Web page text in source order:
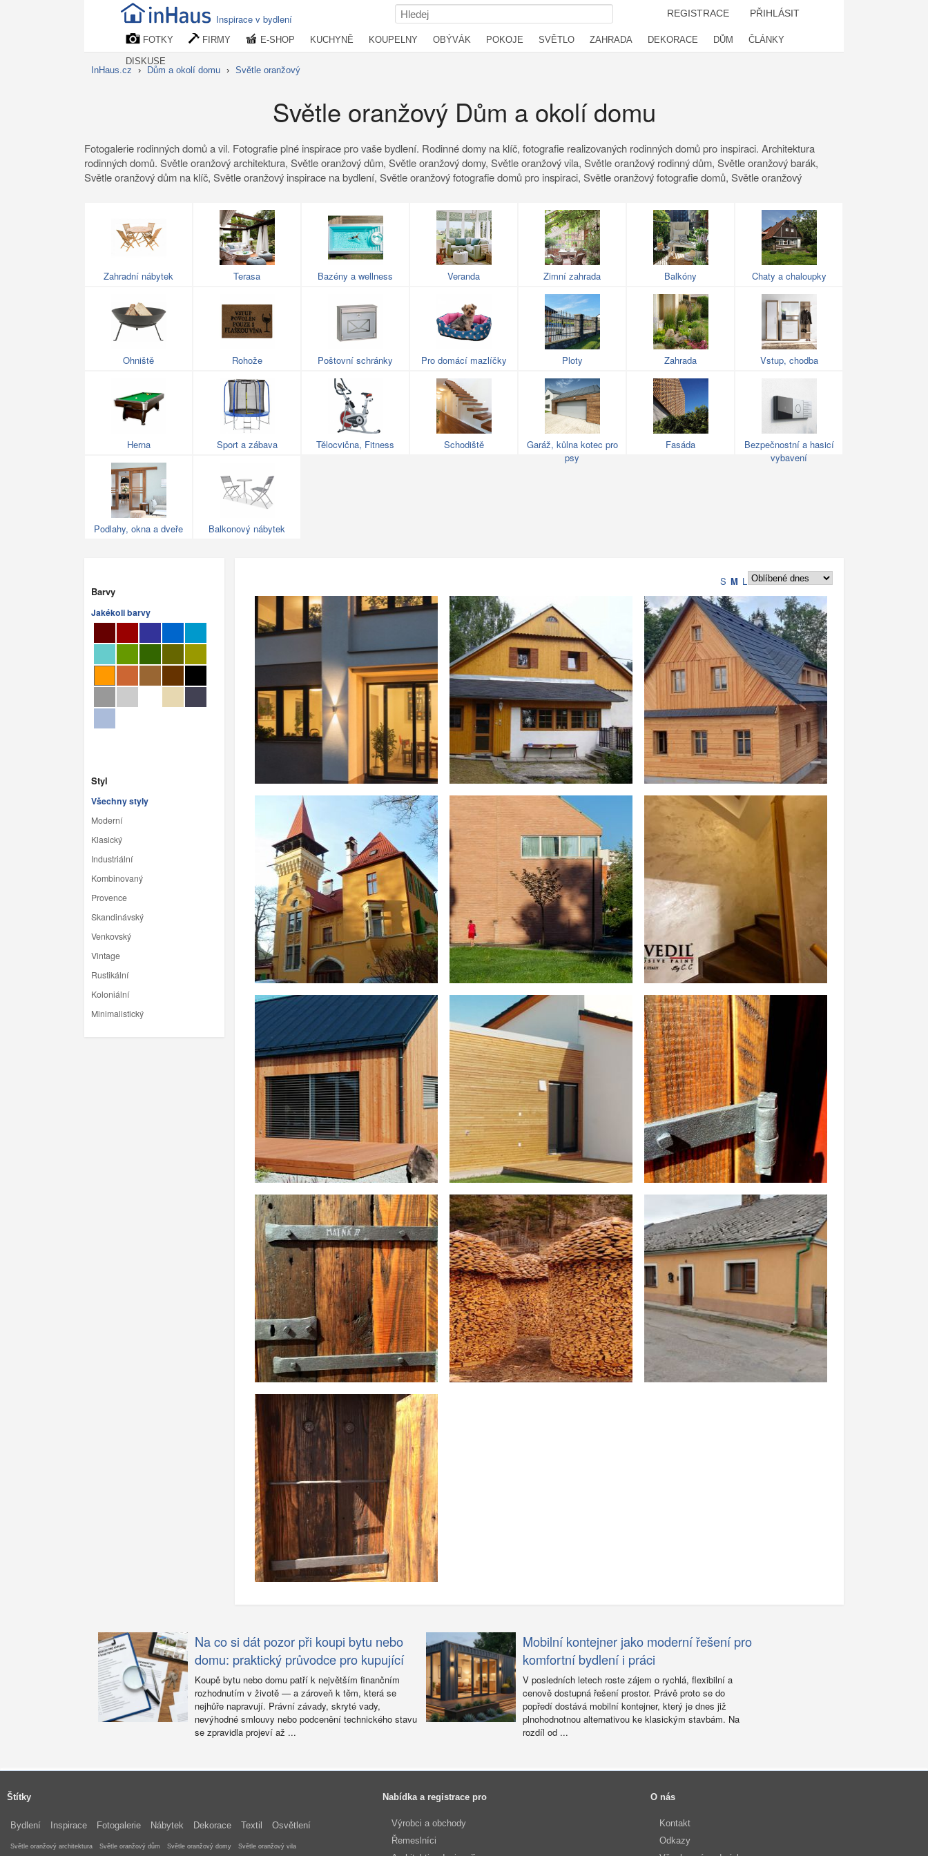
Inspirace v bydlení REGISTRACE PŘIHLÁSIT
FOTKY FIRMY E-SHOP KUCHYNĚ KOUPELNY OBÝVÁK POKOJE SVĚTLO ZAHRADA DEKORACE DŮM ČLÁNKY
DISKUSE
InHaus.cz
› Dům a okolí domu › Světle oranžový
Světle oranžový Dům a okolí domu
Fotogalerie rodinných domů a vil. Fotografie plné inspirace pro vaše bydlení. Rodinné domy na klíč, fotografie realizovaných rodinných domů pro inspiraci. Architektura
rodinných domů. Světle oranžový architektura, Světle oranžový dům, Světle oranžový domy, Světle oranžový vila, Světle oranžový rodinný dům, Světle oranžový barák,
Světle oranžový dům na klíč, Světle oranžový inspirace na bydlení, Světle oranžový fotografie domů pro inspiraci, Světle oranžový fotografie domů, Světle oranžový
Zahradní nábytek Terasa Bazény a wellness Veranda Zimní zahrada Balkóny Chaty a chaloupky
Ohniště Rohože Poštovní schránky Pro domácí mazlíčky Ploty Zahrada Vstup, chodba
Herna Sport a zábava Tělocvična, Fitness Schodiště
Garáž, kůlna kotec pro
psy
Fasáda
Bezpečnostní a hasicí
vybavení
Podlahy, okna a dveře Balkonový nábytek
Barvy
Jakékoli barvy
Styl
Všechny styly
Moderní
Klasický
Industriální
Kombinovaný
Provence
Skandinávský
Venkovský
Vintage
Rustikální
Koloniální
Minimalistický
S M L
Na co si dát pozor při koupi bytu nebo
domu: praktický průvodce pro kupující
Koupě bytu nebo domu patří k největším finančním
rozhodnutím v životě — a zároveň k těm, která se
nejhůře napravují. Právní závady, skryté vady,
nevýhodné smlouvy nebo podcenění technického stavu
se zpravidla projeví až ...
Mobilní kontejner jako moderní řešení pro
komfortní bydlení i práci
V posledních letech roste zájem o rychlá, flexibilní a
cenově dostupná řešení prostor. Právě proto se do
popředí dostává mobilní kontejner, který je dnes již
plnohodnotnou alternativou ke klasickým stavbám. Na
rozdíl od ...
Štítky
Bydlení Inspirace Fotogalerie Nábytek Dekorace Textil Osvětlení
Světle oranžový architektura Světle oranžový dům Světle oranžový domy Světle oranžový vila
Nabídka a registrace pro
Výrobci a obchody
Řemeslníci
O nás
Kontakt
Odkazy